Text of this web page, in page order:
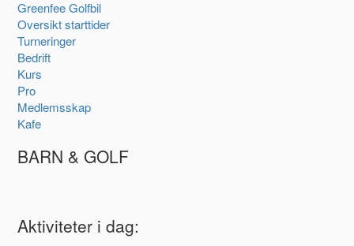
Greenfee Golfbil
Oversikt starttider
Turneringer
Bedrift
Kurs
Pro
Medlemsskap
Kafe
BARN & GOLF
Aktiviteter i dag: